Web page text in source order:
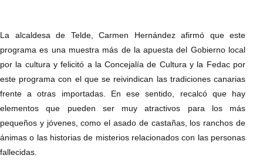
La alcaldesa de Telde, Carmen Hernández afirmó que este
programa es una muestra más de la apuesta del Gobierno local
por la cultura y felicitó a la Concejalía de Cultura y la Fedac por
este programa con el que se reivindican las tradiciones canarias
frente a otras importadas. En ese sentido, recalcó que hay
elementos que pueden ser muy atractivos para los más
pequeños y jóvenes, como el asado de castañas, los ranchos de
ánimas o las historias de misterios relacionados con las personas
fallecidas.